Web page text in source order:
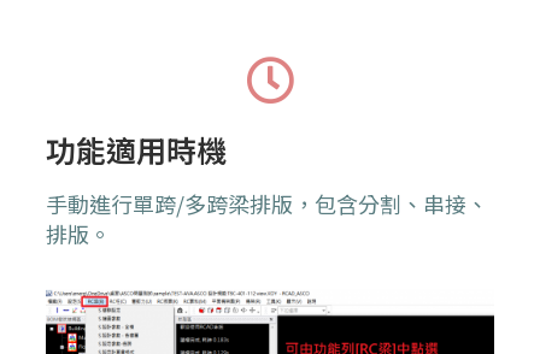
功能適用時機
手動進行單跨/多跨梁排版，包含分割、串接、
排版。